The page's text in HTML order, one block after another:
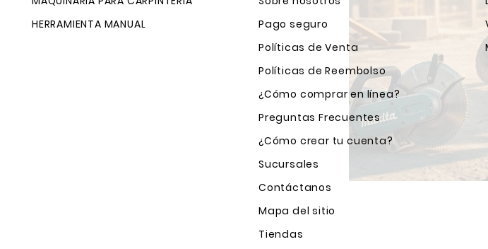
HERRAMIENTA MANUAL
Pago seguro
Políticas de Venta
Políticas de Reembolso
¿Cómo comprar en línea?
Preguntas Frecuentes
¿Cómo crear tu cuenta?
Sucursales
Contáctanos
Mapa del sitio
Tiendas